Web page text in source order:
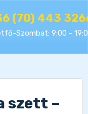
(70) 443
Szombat: 9:00 -
szett –